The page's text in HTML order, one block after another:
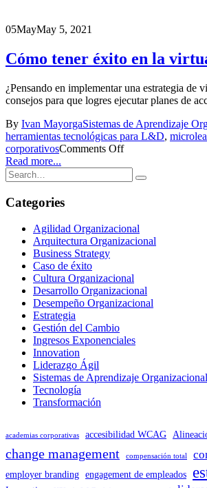
05MayMay 5, 2021
Cómo tener éxito en la
¿Pensando en implementar una estrategia de
consejos para que logres ejecutar planes de
By Ivan MayorgaSistemas de Aprendizaje
herramientas tecnológicas para L&D,
corporativosComments Off
Read more...
Categories
Agilidad Organizacional
Arquitectura Organizacional
Business Strategy
Caso de éxito
Cultura Organizacional
Desarrollo Organizacional
Desempeño Organizacional
Estrategia
Gestión del Cambio
Ingresos Exponenciales
Innovation
Liderazgo Ágil
Sistemas de Aprendizaje Organizacional
Tecnología
Transformación
academias corporativas accesibilidad WCAG
change management compensación total
employer branding engagement de empleados